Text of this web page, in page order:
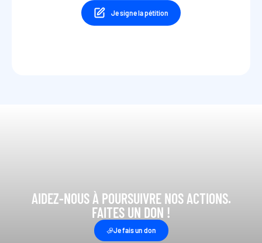
Je signe la pétition
AIDEZ-NOUS À POURSUIVRE NOS ACTIONS.
FAITES UN DON !
Je fais un don